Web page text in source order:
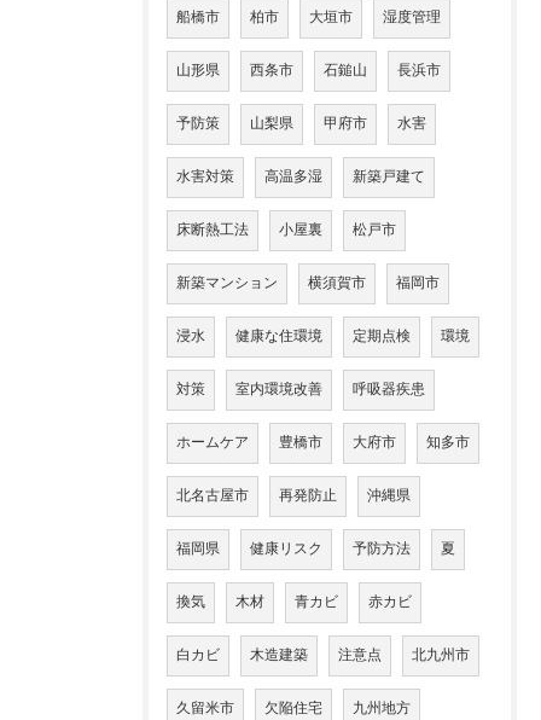
船橋市 柏市 大垣市 湿度管理
山形県 西条市 石鎚山 長浜市
予防策 山梨県 甲府市 水害
水害対策 高温多湿 新築戸建て
床断熱工法 小屋裏 松戸市
新築マンション 横須賀市 福岡市
浸水 健康な住環境 定期点検 環境
対策 室内環境改善 呼吸器疾患
ホームケア 豊橋市 大府市 知多市
北名古屋市 再発防止 沖縄県
福岡県 健康リスク 予防方法 夏
換気 木材 青カビ 赤カビ
白カビ 木造建築 注意点 北九州市
久留米市 欠陥住宅 九州地方